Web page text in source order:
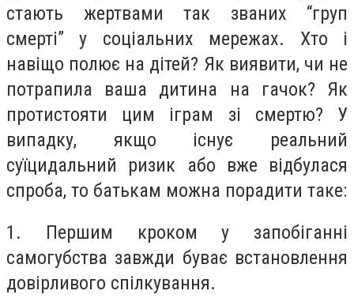
стають жертвами так званих “груп
смерті” у соціальних мережах. Хто і
навіщо полює на дітей? Як виявити, чи не
потрапила ваша дитина на гачок? Як
протистояти цим іграм зі смертю? У
випадку, якщо існує реальний
суїцидальний ризик або вже відбулася
спроба, то батькам можна порадити таке:
1. Першим кроком у запобіганні
самогубства завжди буває встановлення
довірливого спілкування.